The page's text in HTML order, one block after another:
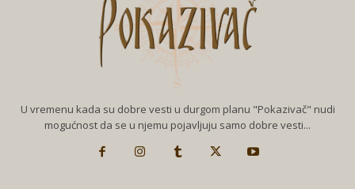
U vremenu kada su dobre vesti u durgom planu "Pokazivač" nudi
mogućnost da se u njemu pojavljuju samo dobre vesti...